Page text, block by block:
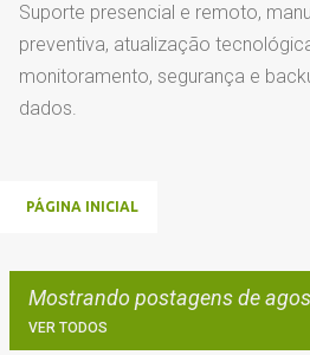
Suporte presencial e remoto,
preventiva, atualização
monitoramento, segurança e
dados.
PÁGINA INICIAL
Mostrando postagens de
VER TODOS